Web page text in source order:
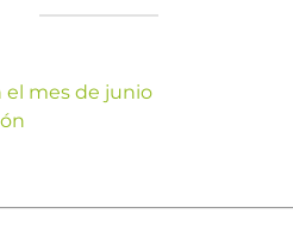
el mes de junio